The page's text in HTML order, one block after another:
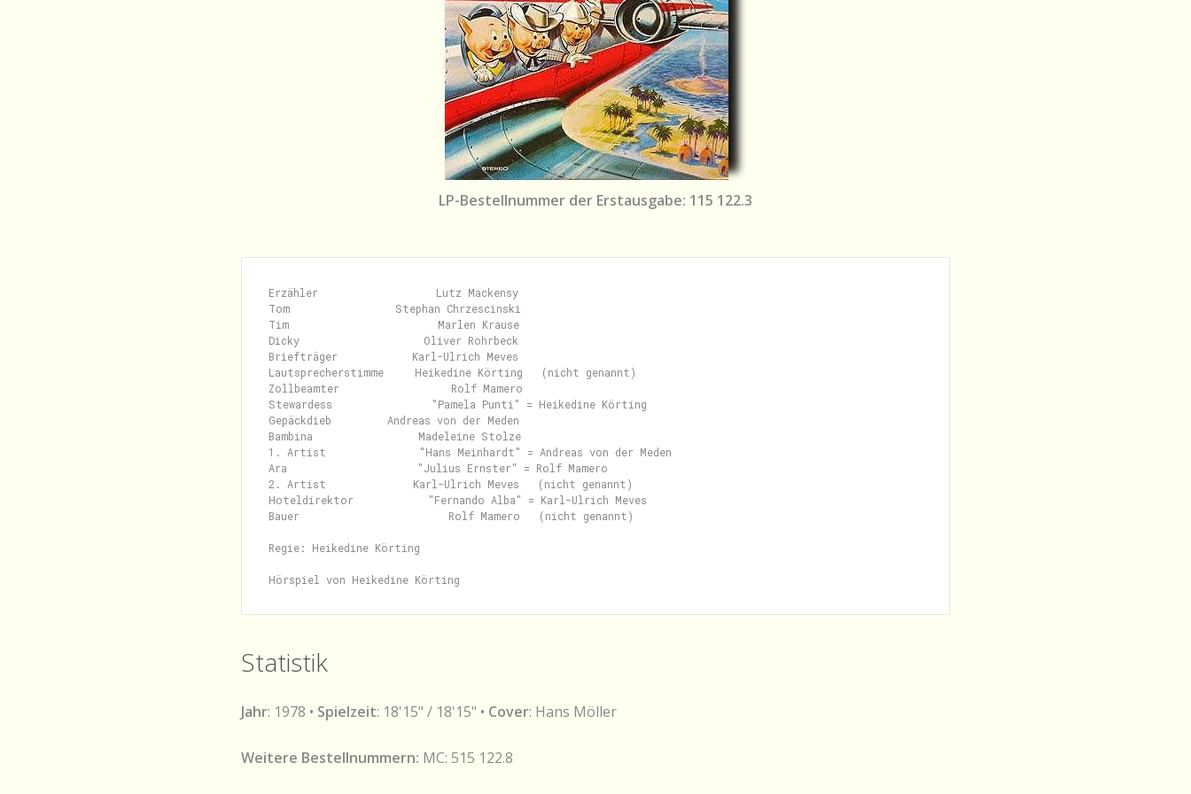
LP-Bestellnummer der Erstausgabe: 115 122.3
Erzähler                   Lutz Mackensy
Tom                 Stephan Chrzescinski
Tim                        Marlen Krause
Dicky                    Oliver Rohrbeck
Briefträger            Karl-Ulrich Meves
Lautsprecherstimme     Heikedine Körting   (nicht genannt)
Zollbeamter                  Rolf Mamero
Stewardess                "Pamela Punti" = Heikedine Körting
Gepäckdieb         Andreas von der Meden
Bambina                 Madeleine Stolze
1. Artist               "Hans Meinhardt" = Andreas von der Meden
Ara                     "Julius Ernster" = Rolf Mamero
2. Artist              Karl-Ulrich Meves   (nicht genannt)
Hoteldirektor            "Fernando Alba" = Karl-Ulrich Meves
Bauer                        Rolf Mamero   (nicht genannt)
Regie: Heikedine Körting
Statistik
Jahr: 1978 • Spielzeit: 18'15" / 18'15" • Cover: Hans Möller
Weitere Bestellnummern: MC: 515 122.8